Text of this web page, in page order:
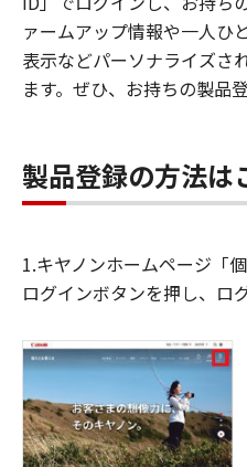
ァームアップ情報や一人ひ
表示などパーソナライズさ
ます。ぜひ、お持ちの製品
製品登録の方法は
1.キヤノンホームページ「
ログインボタンを押し、ロ